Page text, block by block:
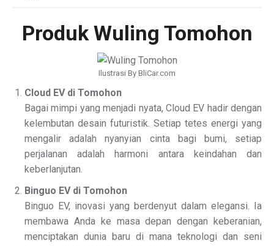
Produk Wuling Tomohon
Ilustrasi By BliCar.com
Cloud EV di Tomohon
Bagai mimpi yang menjadi nyata, Cloud EV hadir dengan
kelembutan desain futuristik. Setiap tetes energi yang
mengalir adalah nyanyian cinta bagi bumi, setiap
perjalanan adalah harmoni antara keindahan dan
keberlanjutan.
Binguo EV di Tomohon
Binguo EV, inovasi yang berdenyut dalam elegansi. Ia
membawa Anda ke masa depan dengan keberanian,
menciptakan dunia baru di mana teknologi dan seni